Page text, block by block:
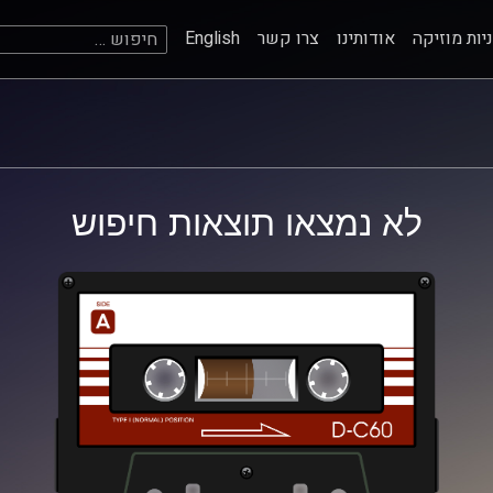
מוזיקה אודותינו צרו קשר English חיפוש:
לא נמצאו תוצאות חיפוש